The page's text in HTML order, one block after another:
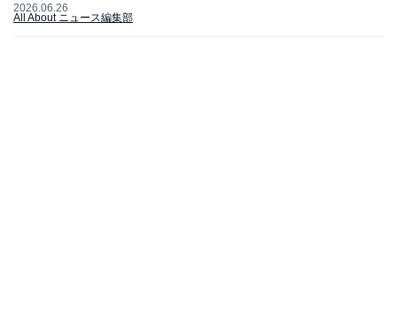
2026.06.26
All About ニュース編集部